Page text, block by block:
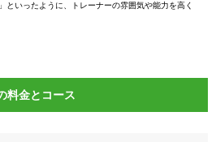
といったように、トレーナーの雰囲気や能力を高く
料金とコース